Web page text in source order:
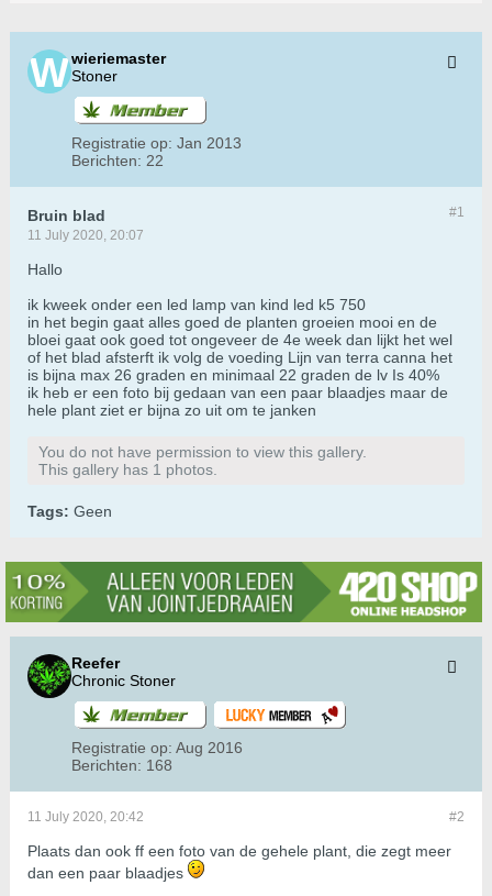
wieriemaster
Stoner
Registratie op: Jan 2013
Berichten: 22
#1
Bruin blad
11 July 2020, 20:07
Hallo
ik kweek onder een led lamp van kind led k5 750
in het begin gaat alles goed de planten groeien mooi en de
bloei gaat ook goed tot ongeveer de 4e week dan lijkt het wel
of het blad afsterft ik volg de voeding Lijn van terra canna het
is bijna max 26 graden en minimaal 22 graden de lv Is 40%
ik heb er een foto bij gedaan van een paar blaadjes maar de
hele plant ziet er bijna zo uit om te janken
You do not have permission to view this gallery.
This gallery has 1 photos.
Tags: Geen
Reefer
Chronic Stoner
Registratie op: Aug 2016
Berichten: 168
#2
11 July 2020, 20:42
Plaats dan ook ff een foto van de gehele plant, die zegt meer
dan een paar blaadjes